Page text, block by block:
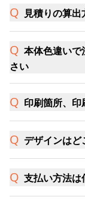
見積りの算
本体色違いで
さい
印刷箇所、印
デザインはど
支払い方法は